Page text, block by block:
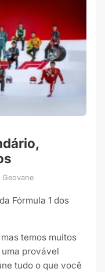
Fórmula 1 dos
temos muitos
provável
tudo o que você